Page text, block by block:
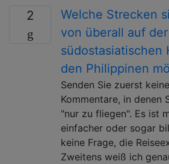
2
Welche Strecken
von überall auf der
südostasiatischen
den Philippinen
Senden Sie zuerst
Kommentare, in denen
"nur zu fliegen". Es ist
einfacher oder sogar
keine Frage, die
Zweitens weiß ich